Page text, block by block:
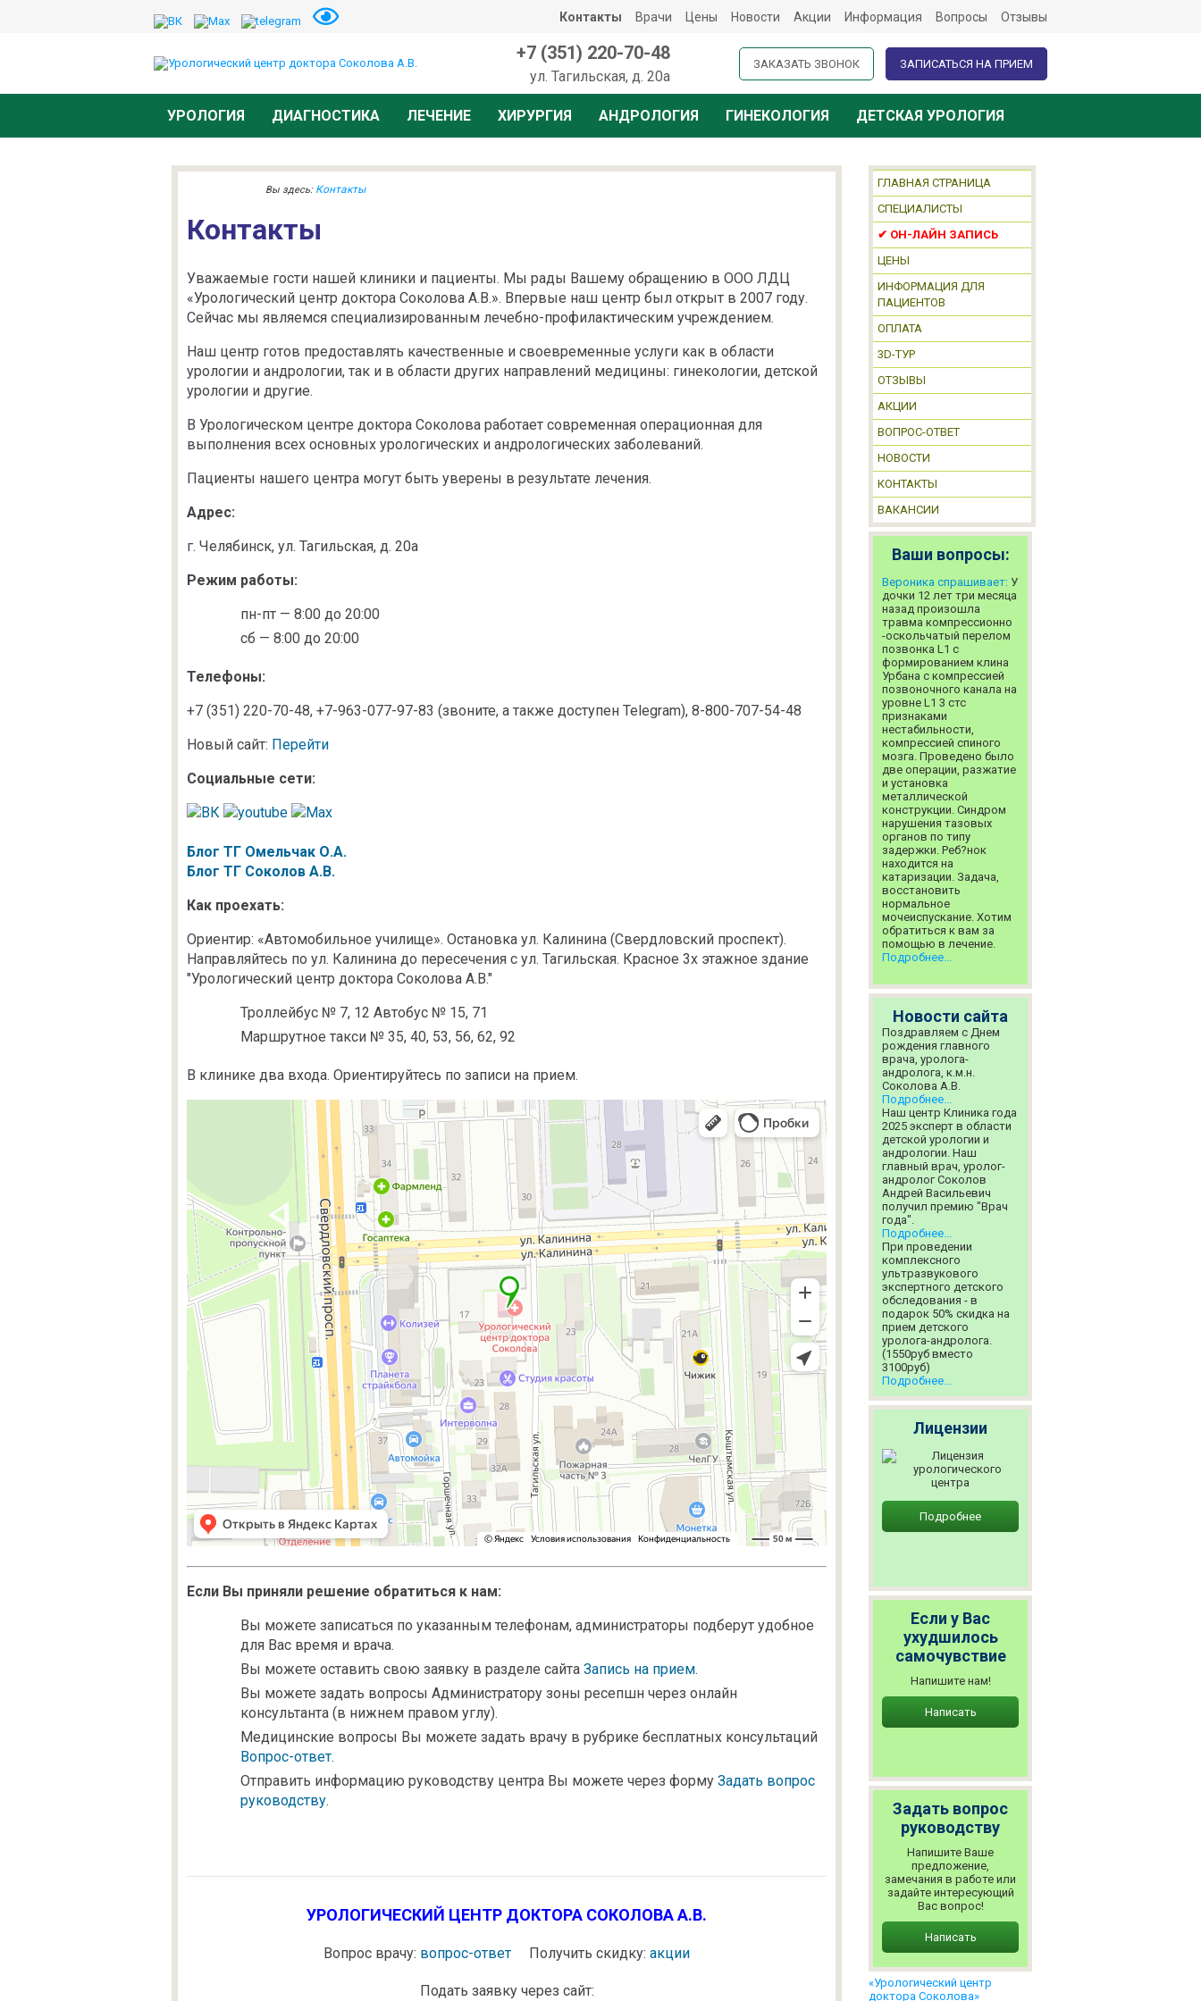
Контакты Врачи Цены Новости Акции Информация Вопросы Отзывы
+7 (351) 220-70-48
ул. Тагильская, д. 20а
ЗАКАЗАТЬ ЗВОНОК ЗАПИСАТЬСЯ НА ПРИЕМ
УРОЛОГИЯ ДИАГНОСТИКА ЛЕЧЕНИЕ ХИРУРГИЯ АНДРОЛОГИЯ ГИНЕКОЛОГИЯ ДЕТСКАЯ УРОЛОГИЯ
Вы здесь:Контакты
Контакты
Уважаемые гости нашей клиники и пациенты. Мы рады Вашему обращению в ООО ЛДЦ
«Урологический центр доктора Соколова А.В.». Впервые наш центр был открыт в 2007 году.
Сейчас мы являемся специализированным лечебно-профилактическим учреждением.
Наш центр готов предоставлять качественные и своевременные услуги как в области
урологии и андрологии, так и в области других направлений медицины: гинекологии, детской
урологии и другие.
В Урологическом центре доктора Соколова работает современная операционная для
выполнения всех основных урологических и андрологических заболеваний.
Пациенты нашего центра могут быть уверены в результате лечения.
Адрес:
г. Челябинск, ул. Тагильская, д. 20а
Режим работы:
пн-пт — 8:00 до 20:00
сб — 8:00 до 20:00
Телефоны:
+7 (351) 220-70-48, +7-963-077-97-83 (звоните, а также доступен Telegram), 8-800-707-54-48
Новый сайт: Перейти
Социальные сети:
Блог ТГ Омельчак О.А.
Блог ТГ Соколов А.В.
Как проехать:
Ориентир: «Автомобильное училище». Остановка ул. Калинина (Свердловский проспект).
Направляйтесь по ул. Калинина до пересечения с ул. Тагильская. Красное 3х этажное здание
"Урологический центр доктора Соколова А.В."
Троллейбус № 7, 12 Автобус № 15, 71
Маршрутное такси № 35, 40, 53, 56, 62, 92
В клинике два входа. Ориентируйтесь по записи на прием.
Если Вы приняли решение обратиться к нам:
Вы можете записаться по указанным телефонам, администраторы подберут удобное
для Вас время и врача.
Вы можете оставить свою заявку в разделе сайта Запись на прием.
Вы можете задать вопросы Администратору зоны ресепшн через онлайн
консультанта (в нижнем правом углу).
Медицинские вопросы Вы можете задать врачу в рубрике бесплатных консультаций
Вопрос-ответ.
Отправить информацию руководству центра Вы можете через форму Задать вопрос
руководству.
УРОЛОГИЧЕСКИЙ ЦЕНТР ДОКТОРА СОКОЛОВА А.В.
Вопрос врачу: вопрос-ответ Получить скидку: акции
Подать заявку через сайт:
ГЛАВНАЯ СТРАНИЦА
СПЕЦИАЛИСТЫ
✔ ОН-ЛАЙН ЗАПИСЬ
ЦЕНЫ
ИНФОРМАЦИЯ ДЛЯ
ПАЦИЕНТОВ
ОПЛАТА
3D-ТУР
ОТЗЫВЫ
АКЦИИ
ВОПРОС-ОТВЕТ
НОВОСТИ
КОНТАКТЫ
ВАКАНСИИ
Ваши вопросы:
Вероника спрашивает: У
дочки 12 лет три месяца
назад произошла
травма компрессионно
-оскольчатый перелом
позвонка L1 с
формированием клина
Урбана с компрессией
позвоночного канала на
уровне L1 3 стс
признаками
нестабильности,
компрессией спиного
мозга. Проведено было
две операции, разжатие
и установка
металлической
конструкции. Синдром
нарушения тазовых
органов по типу
задержки. Реб?нок
находится на
катаризации. Задача,
восстановить
нормальное
мочеиспускание. Хотим
обратиться к вам за
помощью в лечение.
Подробнее...
Новости сайта
Поздравляем с Днем
рождения главного
врача, уролога-
андролога, к.м.н.
Соколова А.В.
Подробнее...
Наш центр Клиника года
2025 эксперт в области
детской урологии и
андрологии. Наш
главный врач, уролог-
андролог Соколов
Андрей Васильевич
получил премию "Врач
года".
Подробнее...
При проведении
комплексного
ультразвукового
экспертного детского
обследования - в
подарок 50% скидка на
прием детского
уролога-андролога.
(1550руб вместо
3100руб)
Подробнее...
Лицензии
Подробнее
Если у Вас
ухудшилось
самочувствие
Напишите нам!
Написать
Задать вопрос
руководству
Напишите Ваше
предложение,
замечания в работе или
задайте интересующий
Вас вопрос!
Написать
«Урологический центр
доктора Соколова»